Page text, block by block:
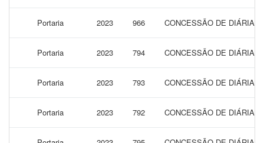
Portaria 2023 966 CONCESSÃO DE DIÁRIAS
Portaria 2023 794 CONCESSÃO DE DIÁRIAS
Portaria 2023 793 CONCESSÃO DE DIÁRIAS
Portaria 2023 792 CONCESSÃO DE DIÁRIAS